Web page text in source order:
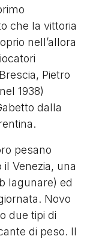
che la vittoria
nell’allora
Pietro
1938)
dalla
pesano
Venezia, una
lagunare) ed
Novo
due tipi di
di peso. Il